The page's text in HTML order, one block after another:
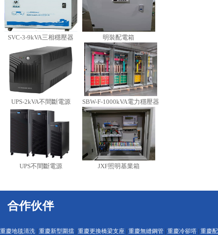
SVC-3-9kVA三相穩壓器 明裝配電箱
UPS-2kVA不間斷電源 SBW-F-1000kVA電力穩壓器
UPS不間斷電源 JXF照明基業箱
合作伙伴
重慶地毯清洗 重慶新型圍擋 重慶更換橋梁支座 重慶無縫鋼管 重慶冷卻塔 重慶配